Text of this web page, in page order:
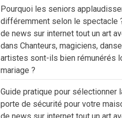
Pourquoi les seniors
différemment selon le spectacle
de news sur internet tout un art
dansChanteurs, magiciens,
artistes sont-ils bien rémunérés
mariage ?
Guide pratique pour sélectionner
porte de sécurité pour votre